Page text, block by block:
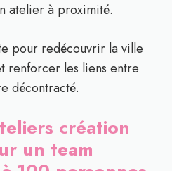
atelier à proximité.
pour redécouvrir la ville
renforcer les liens entre
décontracté.
création
un team